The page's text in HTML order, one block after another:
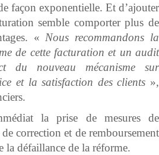
façon exponentielle. Et d’ajouter
semble comporter plus de
«Nous recommandons la
de cette facturation et un audit
du nouveau mécanisme sur
et la satisfaction des clients »,
la prise de mesures de
correction et de remboursement
défaillance de la réforme.